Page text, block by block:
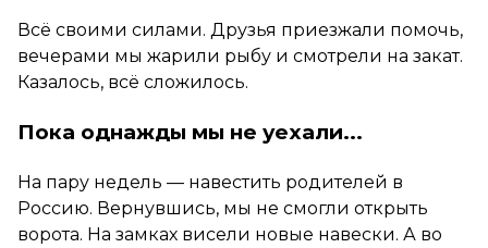
Всё своими силами. Друзья приезжали помочь,
вечерами мы жарили рыбу и смотрели на закат.
Казалось, всё сложилось.
Пока однажды мы не уехали...
На пару недель — навестить родителей в
Россию. Вернувшись, мы не смогли открыть
ворота. На замках висели новые навески. А во